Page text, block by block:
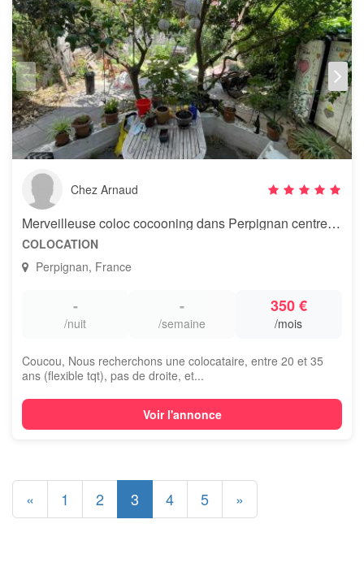
Chez Arnaud
Merveilleuse coloc cocooning dans Perpignan centre avec jardin + chats
COLOCATION
Perpignan, France
-
/nuit
-
/semaine
350 €
/mois
Coucou, Nous recherchons une colocataire, entre 20 et 35
ans (flexible tqt), pas de droite, et...
Voir l'annonce
« 1 2 3 4 5 »